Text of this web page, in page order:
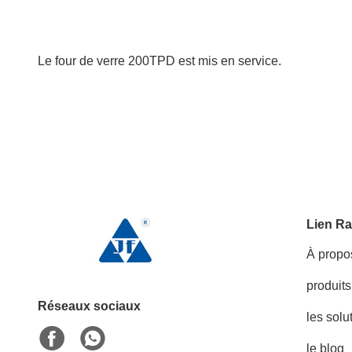
Le four de verre 200TPD est mis en service.
Réseaux sociaux
Lien
À
produits
les
le blog